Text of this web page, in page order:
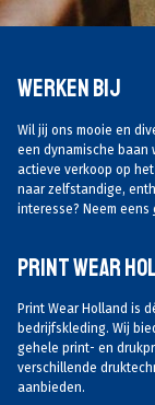
Werken Bij
Wil jij ons mooie en
een dynamische baan
actieve verkoop op
naar zelfstandige,
interesse? Neem eens
Print Wear
Print Wear Holland is
bedrijfskleding. Wij
gehele print- en
verschillende
aanbieden.